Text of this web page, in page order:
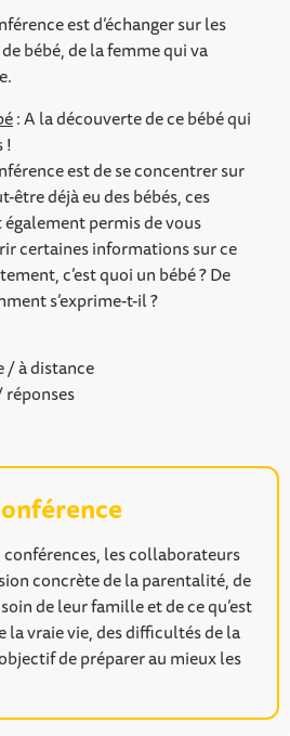
est d’échanger sur les
bébé, de la femme qui va
: A la découverte de ce bébé qui
!
est de se concentrer sur
être déjà eu des bébés, ces
permis de vous
certaines informations sur ce
c’est quoi un bébé ? De
s’exprime-t-il ?
/ à distance
conférences, les collaborateurs
concrète de la parentalité, de
de leur famille et de ce qu’est
la vraie vie, des difficultés de la
de préparer au mieux les